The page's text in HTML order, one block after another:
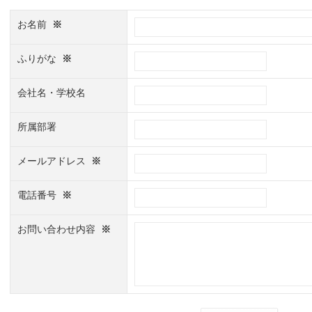
お名前 ※
ふりがな ※
会社名・学校名
所属部署
メールアドレス ※
電話番号 ※
お問い合わせ内容 ※